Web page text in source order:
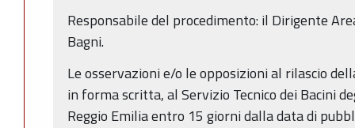
Responsabile del procedimento: il Dirigente
Bagni.
Le osservazioni e/o le opposizioni al rilascio
in forma scritta, al Servizio Tecnico dei Bacini
Reggio Emilia entro 15 giorni dalla data di